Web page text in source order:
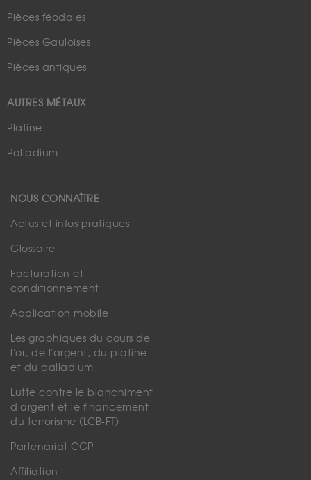
Pièces féodales
Pièces Gauloises
Pièces antiques
AUTRES MÉTAUX
Platine
Palladium
NOUS CONNAÎTRE
Actus et infos pratiques
Glossaire
Facturation et
conditionnement
Application mobile
Les graphiques du cours de
l'or, de l'argent, du platine
et du palladium
Lutte contre le blanchiment
d'argent et le financement
du terrorisme (LCB-FT)
Partenariat CGP
Affiliation